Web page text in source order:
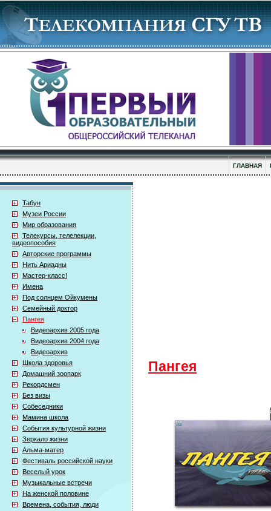
ГЛАВНАЯ
Табун
Музеи России
Мир образования
Телекурсы, телелекции,
видеопособия
Авторские программы
Нить Ариадны
Мастер-класс!
Имена
Под солнцем Ойкумены
Семейный доктор
Пангея
Видеоархив 2005 года
Видеоархив 2004 года
Видеоархив
Школа здоровья
Домашний зоопарк
Рекордсмен
Без визы
Собеседники
Мамина школа
События культурной жизни
Зеркало жизни
Альма-матер
Фестиваль российской науки
Веселый урок
Музыкальные встречи
На женской половине
Времена, события, люди
Пангея